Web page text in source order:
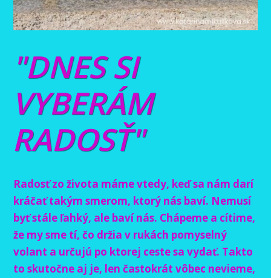
"DNES SI
VYBERÁM
RADOSŤ"
Radosť zo života máme vtedy, keď sa nám darí
kráčať takým smerom, ktorý nás baví. Nemusí
byť stále ľahký, ale baví nás. Chápeme a cítime,
že my sme tí, čo držia v rukách pomyselný
volant a určujú po ktorej ceste sa vydať. Takto
to skutočne aj je, len častokrát vôbec nevieme,